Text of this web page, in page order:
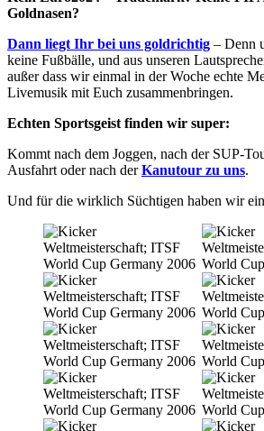
Goldnasen?
Dann liegt Ihr bei uns goldrichtig – Denn
keine Fußbälle, und aus unseren
außer dass wir einmal in der Woche echte
Livemusik mit Euch zusammenbringen.
Echten Sportsgeist finden wir super:
Kommt nach dem Joggen, nach der SUP-
Ausfahrt oder nach derKanutour zu uns.
Und für die wirklich Süchtigen haben wir